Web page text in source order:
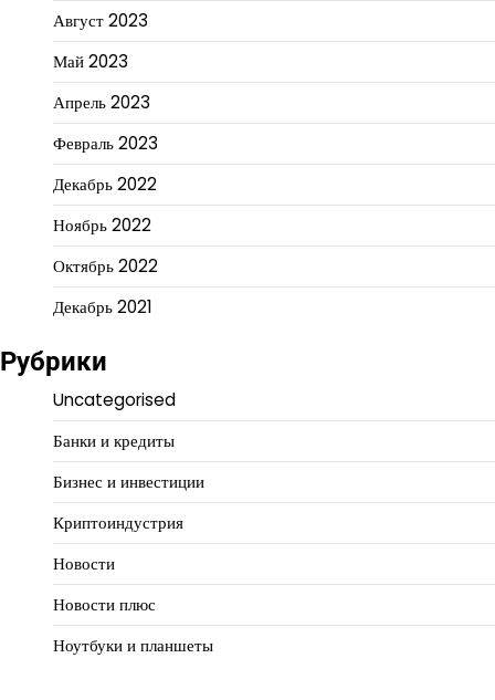
Август 2023
Май 2023
Апрель 2023
Февраль 2023
Декабрь 2022
Ноябрь 2022
Октябрь 2022
Декабрь 2021
Рубрики
Uncategorised
Банки и кредиты
Бизнес и инвестиции
Криптоиндустрия
Новости
Новости плюс
Ноутбуки и планшеты